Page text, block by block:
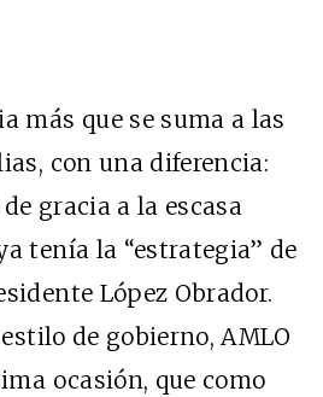
más que se suma a las
con una diferencia:
gracia a la escasa
tenía la “estrategia” de
López Obrador.
de gobierno, AMLO
ocasión, que como